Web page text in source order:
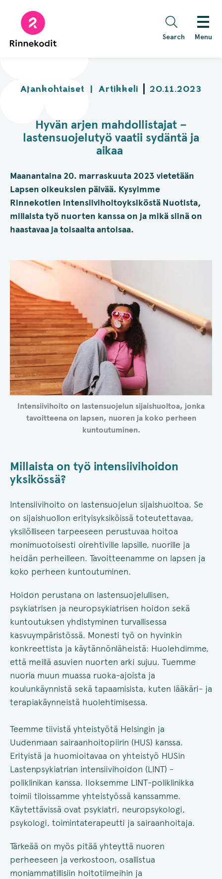
content
Search Menu
Ajankohtaiset | Artikkeli 20.11.2023
Hyvän arjen mahdollistajat –
lastensuojelutyö vaatii sydäntä ja
aikaa
Maanantaina 20. marraskuuta 2023 vietetään
Lapsen oikeuksien päivää. Kysyimme
Rinnekotien intensiivihoitoyksiköstä Nuotista,
millaista työ nuorten kanssa on ja mikä siinä on
haastavaa ja toisaalta antoisaa.
Intensiivihoito on lastensuojelun sijaishuoltoa, jonka
tavoitteena on lapsen, nuoren ja koko perheen
kuntoutuminen.
Millaista on työ intensiivihoidon
yksikössä?
Intensiivihoito on lastensuojelun sijaishuoltoa. Se
on sijaishuollon erityisyksiköissä toteutettavaa,
yksilölliseen tarpeeseen perustuvaa hoitoa
monimuotoisesti oirehtiville lapsille, nuorille ja
heidän perheilleen. Tavoitteenamme on lapsen ja
koko perheen kuntoutuminen.
Hoidon perustana on lastensuojelullisen,
psykiatrisen ja neuropsykiatrisen hoidon sekä
kuntoutuksen yhdistyminen turvallisessa
kasvuympäristössä. Monesti työ on hyvinkin
konkreettista ja käytännönläheistä: Huolehdimme,
että meillä asuvien nuorten arki sujuu. Tuemme
nuoria muun muassa ruoka-ajoista ja
koulunkäynnistä sekä tapaamisista, kuten lääkäri- ja
terapiakäynneistä huolehtimisessa.
Teemme tiivistä yhteistyötä Helsingin ja
Uudenmaan sairaanhoitopiirin (HUS) kanssa.
Erityistä ja huomioitavaa on yhteistyö HUSin
Lastenpsykiatrian intensiivihoidon (LINT) -
poliklinikan kanssa. Iloksemme LINT-poliklinikka
toimii tiloissamme yhteistyössä kanssamme.
Käytettävissä ovat psykiatri, neuropsykologi,
psykologi, toimintaterapeutti ja sairaanhoitaja.
Tärkeää on myös pitää yhteyttä nuoren
perheeseen ja verkostoon, osallistua
moniammatillisiin hoitotiimeihin ja